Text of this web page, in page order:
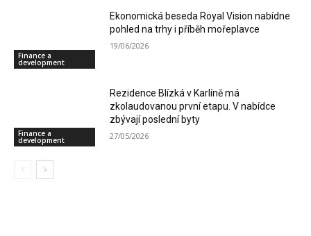
Finance a
development
Ekonomická beseda Royal Vision nabídne
pohled na trhy i příběh mořeplavce
19/06/2026
Finance a
development
Rezidence Blízká v Karlíně má
zkolaudovanou první etapu. V nabídce
zbývají poslední byty
27/05/2026